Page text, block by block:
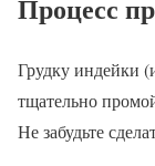
Процесс
Грудку индейки
тщательно
Не забудьте